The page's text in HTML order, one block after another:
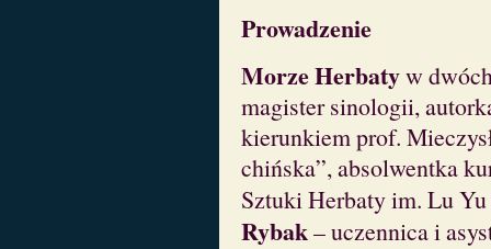
Prowadzenie
Morze Herbatyw
magister sinologii,
kierunkiem prof.
chińska”, absolwentka
Sztuki Herbaty im. Lu
Rybak– uczennica i